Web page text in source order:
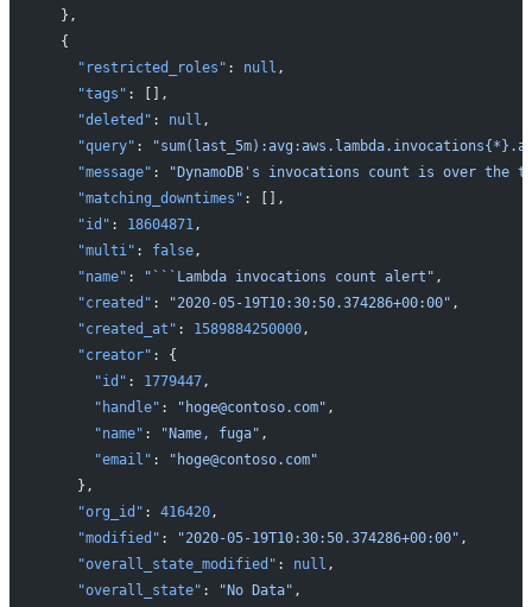
  },
  {
    "restricted_roles"
: null ,
    "tags"
: [],
    "deleted"
: null ,
    "query"
:
    "message"
:
"DynamoDB's invocations count is over the
    "matching_downtimes"
: [],
    "id"
: 18604871,
    "multi"
: false,
    "name"
: "```Lambda invocations count alert" ,
    "created"
: "2020-05-19T10:30:50.374286+00:00" ,
    "created_at"
: 1589884250000,
    "creator"
: {
      "id"
: 1779447,
      "handle"
: "hoge@contoso.com" ,
      "name"
: "Name, fuga" ,
      "email"
:
"hoge@contoso.com"
    },
    "org_id"
: 416420,
    "modified"
: "2020-05-19T10:30:50.374286+00:00" ,
    "overall_state_modified"
: null ,
    "overall_state"
: "No Data" ,